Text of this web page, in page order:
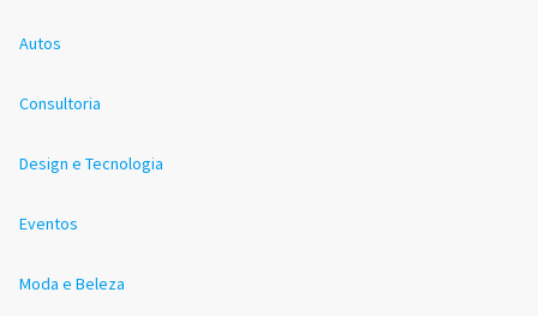
Autos
Consultoria
Design e Tecnologia
Eventos
Moda e Beleza